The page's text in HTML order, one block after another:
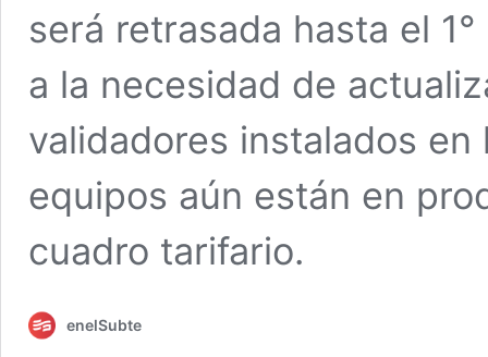
será retrasada hasta el
a la necesidad de
validadores instalados
equipos aún están en
cuadro tarifario.
enelSubte